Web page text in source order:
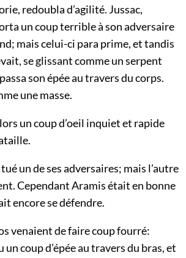
redoubla d’agilité. Jussac,
un coup terrible à son adversaire
mais celui-ci para prime, et tandis
se glissant comme un serpent
son épée au travers du corps.
une masse.
un coup d’oeil inquiet et rapide
un de ses adversaires; mais l’autre
Cependant Aramis était en bonne
encore se défendre.
venaient de faire coup fourré:
coup d’épée au travers du bras, et